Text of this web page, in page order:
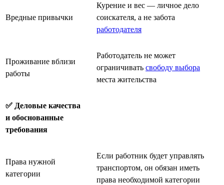
Вредные привычки
Курение и вес — личное дело
соискателя, а не забота
работодателя
Проживание вблизи
работы
Работодатель не может
ограничивать свободу выбора
места жительства
✅ Деловые качества
и обоснованные
требования
Права нужной
категории
Если работник будет управлять
транспортом, он обязан иметь
права необходимой категории